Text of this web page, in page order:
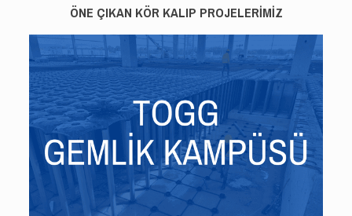
ÖNE ÇIKAN KÖR KALIP PROJELERİMİZ